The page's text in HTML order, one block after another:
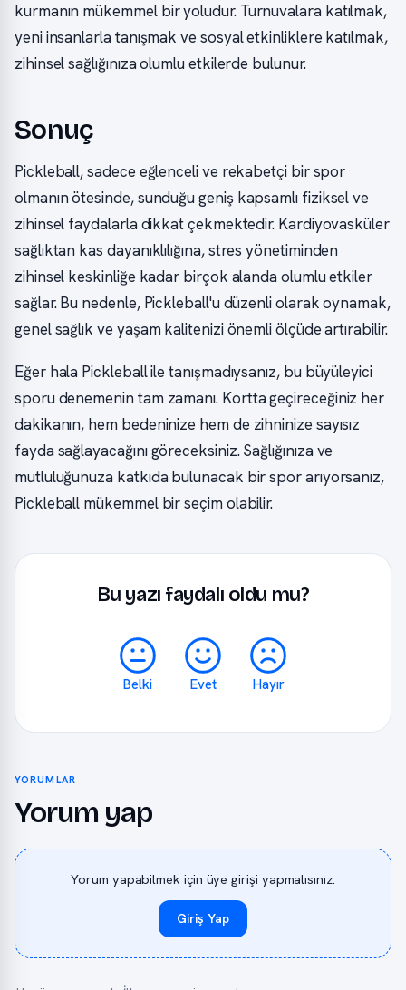
kurmanın mükemmel bir yoludur. Turnuvalara katılmak,
yeni insanlarla tanışmak ve sosyal etkinliklere katılmak,
zihinsel sağlığınıza olumlu etkilerde bulunur.
Sonuç
Pickleball, sadece eğlenceli ve rekabetçi bir spor
olmanın ötesinde, sunduğu geniş kapsamlı fiziksel ve
zihinsel faydalarla dikkat çekmektedir. Kardiyovasküler
sağlıktan kas dayanıklılığına, stres yönetiminden
zihinsel keskinliğe kadar birçok alanda olumlu etkiler
sağlar. Bu nedenle, Pickleball'u düzenli olarak oynamak,
genel sağlık ve yaşam kalitenizi önemli ölçüde artırabilir.
Eğer hala Pickleball ile tanışmadıysanız, bu büyüleyici
sporu denemenin tam zamanı. Kortta geçireceğiniz her
dakikanın, hem bedeninize hem de zihninize sayısız
fayda sağlayacağını göreceksiniz. Sağlığınıza ve
mutluluğunuza katkıda bulunacak bir spor arıyorsanız,
Pickleball mükemmel bir seçim olabilir.
Bu yazı faydalı oldu mu?
Belki Evet Hayır
YORUMLAR
Yorum yap
Yorum yapabilmek için üye girişi yapmalısınız.
Giriş Yap